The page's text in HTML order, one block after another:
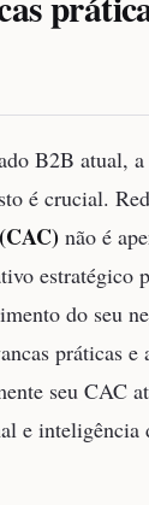
B2B atual,
é crucial.
não é
estratégico
do seu
práticas e
seu CAC
e inteligência